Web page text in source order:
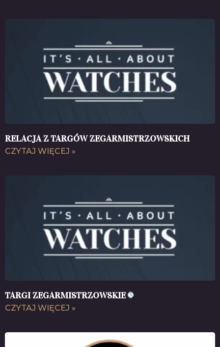
RELACJA Z TARGÓW ZEGARMISTRZOWSKICH
CZYTAJ WIĘCEJ »
TARGI ZEGARMISTRZOWSKIE
CZYTAJ WIĘCEJ »